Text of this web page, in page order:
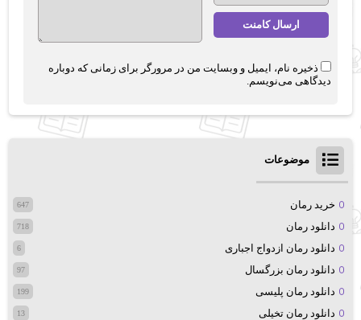
ذخیره نام، ایمیل و وبسایت من در مرورگر برای زمانی که دوباره
دیدگاهی می‌نویسم.
موضوعات
خرید رمان 647
دانلود رمان 718
دانلود رمان ازدواج اجباری 6
دانلود رمان بزرگسال 97
دانلود رمان پلیسی 199
دانلود رمان تخیلی 13